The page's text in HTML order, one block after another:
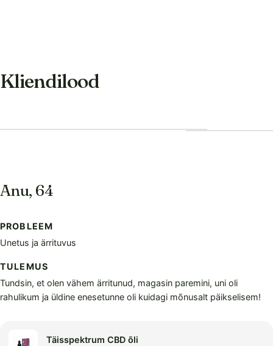
Kliendilood
Anu, 64
PROBLEEM
Unetus ja ärrituvus
TULEMUS
Tundsin, et olen vähem ärritunud, magasin paremini, uni oli
rahulikum ja üldine enesetunne oli kuidagi mõnusalt päikselisem!
Täisspektrum CBD õli